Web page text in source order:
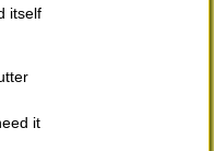
itself
it